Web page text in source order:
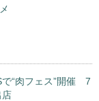
で“肉フェス”開催 7
店